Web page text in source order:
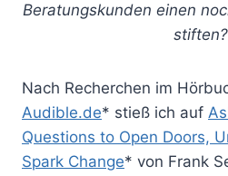
Beratungskunden einen
Nach Recherchen im
Audible.de* stieß ich auf
Questions to Open Doors,
Spark Change* von Frank